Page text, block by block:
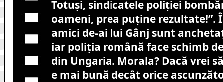
Totuși, sindicatele poliției
oameni, prea puține rezultate!”.
amici de-ai lui Gânj sunt
iar poliția română face schimb
din Ungaria. Morala? Dacă vrei
e mai bună decât orice